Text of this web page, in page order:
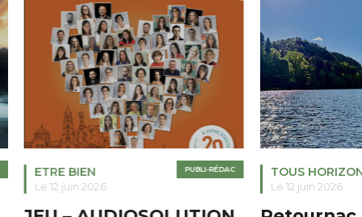
PUBLI-RÉDAC
ETRE BIEN
Le 12 juin 2026
TOUS
Le 12 juin 2026